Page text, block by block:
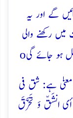
گے اور یہ
رکھنے والی
ہو جائے گیo
معنیٰ ہے: شق فی
أی انشَقّ وَ تَخَرّقَ